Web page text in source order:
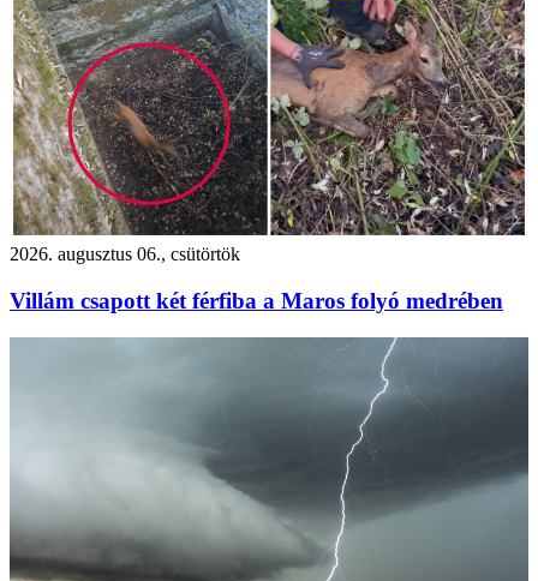
2026. augusztus 06., csütörtök
Villám csapott két férfiba a Maros folyó medrében